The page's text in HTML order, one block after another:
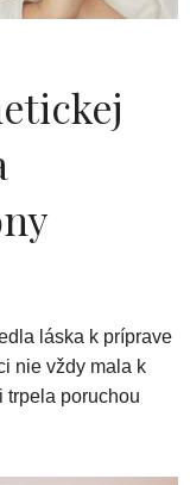
láska k príprave
nie vždy mala k
trpela poruchou